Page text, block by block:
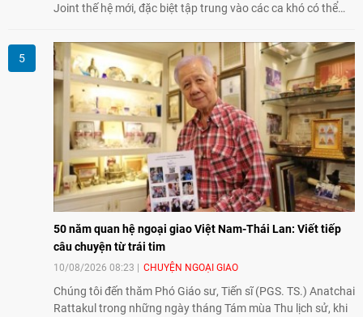
Joint thế hệ mới, đặc biệt tập trung vào các ca khó có thể
mở ra cơ hội mới cho nhiều người bệnh đang đối mặt nguy
cơ “tàn phế”.
50 năm quan hệ ngoại giao Việt Nam-Thái Lan: Viết tiếp
câu chuyện từ trái tim
10/08/2026 08:23 CHUYỆN NGOẠI GIAO
Chúng tôi đến thăm Phó Giáo sư, Tiến sĩ (PGS. TS.) Anatchai
Rattakul trong những ngày tháng Tám mùa Thu lịch sử, khi